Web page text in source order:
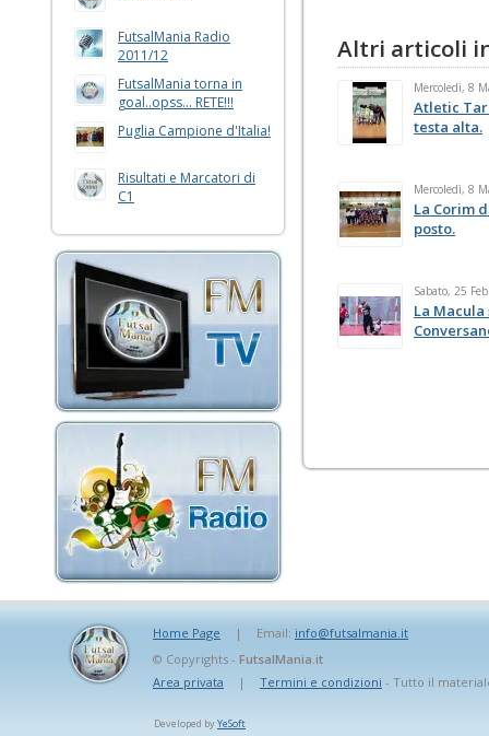
FutsalMania Radio
2011/12
FutsalMania torna in
goal..opss... RETE!!!
Puglia Campione d'Italia!
Risultati e Marcatori di
C1
Altri articoli
Mercoledì, 8
Atletic
testa alta.
Mercoledì, 8
La Corim
posto.
Sabato, 25
La
Home Page | Email: info@futsalmania.it
© Copyrights - FutsalMania.it
Area privata
| Termini e condizioni - Tutto il
Developed byYeSoft